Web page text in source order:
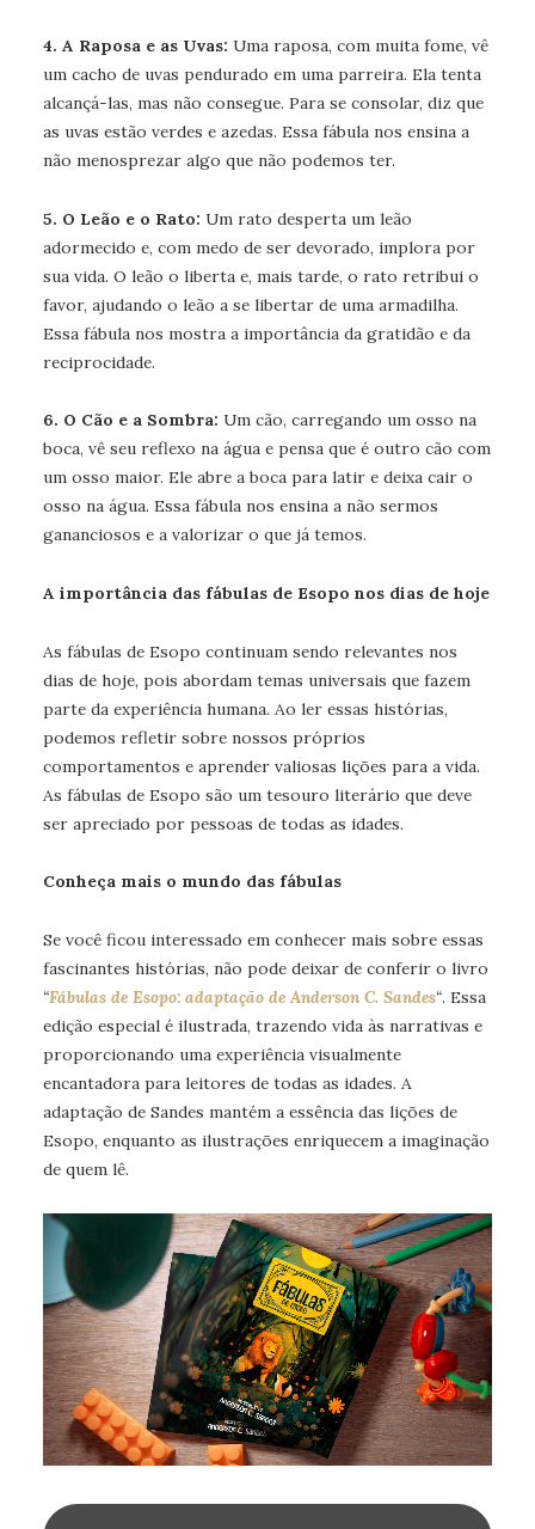
4. A Raposa e as Uvas: Uma raposa, com muita fome, vê
um cacho de uvas pendurado em uma parreira. Ela tenta
alcançá-las, mas não consegue. Para se consolar, diz que
as uvas estão verdes e azedas. Essa fábula nos ensina a
não menosprezar algo que não podemos ter.
5. O Leão e o Rato: Um rato desperta um leão
adormecido e, com medo de ser devorado, implora por
sua vida. O leão o liberta e, mais tarde, o rato retribui o
favor, ajudando o leão a se libertar de uma armadilha.
Essa fábula nos mostra a importância da gratidão e da
reciprocidade.
6. O Cão e a Sombra: Um cão, carregando um osso na
boca, vê seu reflexo na água e pensa que é outro cão com
um osso maior. Ele abre a boca para latir e deixa cair o
osso na água. Essa fábula nos ensina a não sermos
gananciosos e a valorizar o que já temos.
A importância das fábulas de Esopo nos dias de hoje
As fábulas de Esopo continuam sendo relevantes nos
dias de hoje, pois abordam temas universais que fazem
parte da experiência humana. Ao ler essas histórias,
podemos refletir sobre nossos próprios
comportamentos e aprender valiosas lições para a vida.
As fábulas de Esopo são um tesouro literário que deve
ser apreciado por pessoas de todas as idades.
Conheça mais o mundo das fábulas
Se você ficou interessado em conhecer mais sobre essas
fascinantes histórias, não pode deixar de conferir o livro
“Fábulas de Esopo: adaptação de Anderson C. Sandes“. Essa
edição especial é ilustrada, trazendo vida às narrativas e
proporcionando uma experiência visualmente
encantadora para leitores de todas as idades. A
adaptação de Sandes mantém a essência das lições de
Esopo, enquanto as ilustrações enriquecem a imaginação
de quem lê.